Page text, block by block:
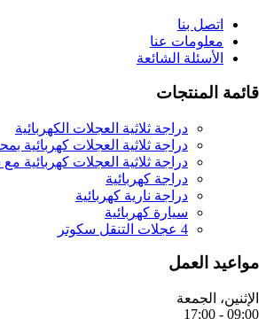
اتصل بنا
معلومات عنا
الأسئلة الشائعة
قائمة المنتجات
دراجة ثلاثية العجلات الكهربائية
دراجة ثلاثية العجلات كهربائية
دراجة ثلاثية العجلات كهربائية
دراجة كهربائية
دراجة نارية كهربائية
سيارة كهربائية
4 عجلات التنقل سكوتر
مواعيد العمل
الإثنين، الجمعة
09:00 - 17:00